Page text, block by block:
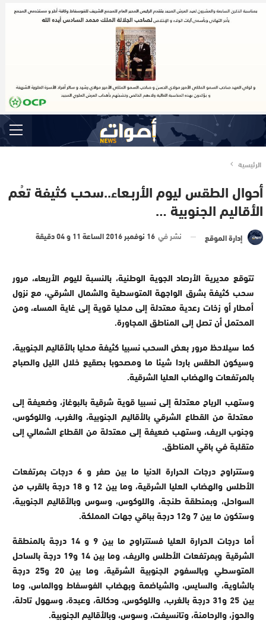
الرئيسية
أحوال الطقس ليوم الأربـعاء..سحب كثيفة تعُم
الأقاليم الجنوبية …
إدارة الموقع نشر في 16 نوفمبر 2016 الساعة 11 و 04 دقيقة
تتوقع مديرية الأرصاد الجوية الوطنية، بالنسبة لليوم الأربعاء، مرور
سحب كثيفة بشرق الواجهة المتوسطية والشمال الشرقي، مع نزول
أمطار أو زخات رعدية معتدلة إلى محليا قوية إلى غاية المساء، ومن
المحتمل أن تصل إلى المناطق المجاورة.
كما سيلاحظ مرور بعض السحب نسبيا كثيفة محليا بالأقاليم الجنوبية،
وسيكون الطقس باردا شيئا ما ومصحوبا بصقيع خلال الليل والصباح
بالمرتفعات والهضاب العليا الشرقية.
وستهب الرياح معتدلة إلى نسبيا قوية شرقية بالبوغاز، وضعيفة إلى
معتدلة من القطاع الشرقي بالأقاليم الجنوبية، والغرب، واللوكوس،
وجنوب الريف، وستهب ضعيفة إلى معتدلة من القطاع الشمالي إلى
متقلبة في باقي المناطق.
وستتراوح درجات الحرارة الدنيا ما بين صفر و 6 درجات بمرتفعات
الأطلس والهضاب العليا الشرقية، وما بين 12 و 18 درجة بالقرب من
السواحل، وبمنطقة طنجة، واللوكوس، وسوس وبالأقاليم الجنوبية،
وستكون ما بين 7 و12 درجة بباقي جهات المملكة.
أما درجات الحرارة العليا فستتراوح ما بين 9 و 14 درجة بالمنطقة
الشرقية وبمرتفعات الأطلس والريف، وما بين 14 و19 درجة بالساحل
المتوسطي وبالسفوح الجنوبية الشرقية، وما بين 20 و25 درجة
بالشاوية، والسايس، والشياضمة وبهضاب الفوسفاط ووالماس، وما
بين 25 و31 درجة بالغرب، واللوكوس، ودكالة، وعبدة، وسهول تادلة،
والحوز، والرحامنة، وتانسيفت، وسوس، وبالأقاليم الجنوبية.